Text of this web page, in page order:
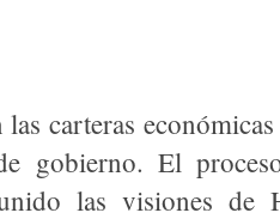
carteras
gobierno. El
las visiones de